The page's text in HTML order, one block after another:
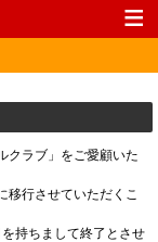
クラブ」をご愛顧いた
移行させていただくこ
持ちまして終了とさせ